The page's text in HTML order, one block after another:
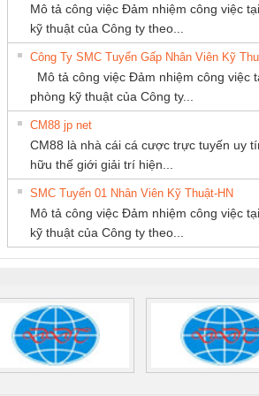
Le An Toàn
Contact
– PSR-
SCP-
FSP/2X1/1X2
sát chuỗi
tấm pin
16I+
(2502520000)
Bộ giám sát chuỗi
tấm pin
TRANSCLINIC 16I+
1K5 L (2433950000)
Bộ
Bộ chỉnh lưu nguồn
điện TRANSCLINIC
BKE 1K5.4
(7791400879)2. Giá
ĐỘNG TIẾN
HƯNG
PHẦN TỰ ĐỘNG
TIẾN HƯNG
Tan Dong Cang
company LTD
KỸ THUẬT KTECH
VIỆT NAM
Mô tả công việc Đảm nhiệm công việc
kỹ thuật của Công ty theo...
Mô tả công việc Đảm nhiệm công việc
phòng kỹ thuật của Công ty...
CM88 jp net
CM88 là nhà cái cá cược trực tuyến uy
hữu thế giới giải trí hiện...
SMC Tuyển 01 Nhân Viên Kỹ Thuật-HN
Mô tả công việc Đảm nhiệm công việc
kỹ thuật của Công ty theo...